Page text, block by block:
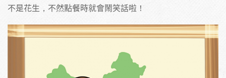
不是花生，不然點餐時就會鬧笑話啦！